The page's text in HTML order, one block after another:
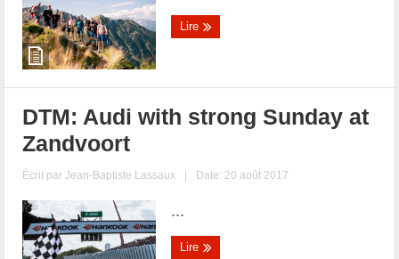
Lire
DTM: Audi with strong Sunday at
Zandvoort
Écrit parJean-Baptiste Lassaux | Date: 20 août 2017
...
Lire